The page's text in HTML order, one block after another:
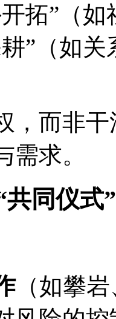
拓”（
”（如
，而非
求。
同仪式”
（如攀